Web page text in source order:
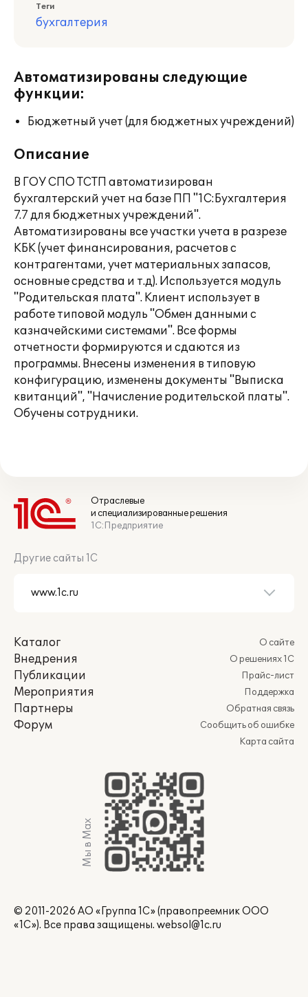
Теги
бухгалтерия
Автоматизированы следующие
функции:
Бюджетный учет (для бюджетных учреждений)
Описание
В ГОУ СПО ТСТП автоматизирован
бухгалтерский учет на базе ПП "1С:Бухгалтерия
7.7 для бюджетных учреждений".
Автоматизированы все участки учета в разрезе
КБК (учет финансирования, расчетов с
контрагентами, учет материальных запасов,
основные средства и т.д). Используется модуль
"Родительская плата". Клиент использует в
работе типовой модуль "Обмен данными с
казначейскими системами". Все формы
отчетности формируются и сдаются из
программы. Внесены изменения в типовую
конфигурацию, изменены документы "Выписка
квитанций", "Начисление родительской платы".
Обучены сотрудники.
Отраслевые
и специализированные решения
1С:Предприятие
Другие сайты 1С
Каталог
Внедрения
Публикации
Мероприятия
Партнеры
Форум
О сайте
О решениях 1С
Прайс-лист
Поддержка
Обратная связь
Сообщить об ошибке
Карта сайта
Мы в Max
© 2011-2026 АО «Группа 1С» (правопреемник ООО
«1С»). Все права защищены. websol@1c.ru